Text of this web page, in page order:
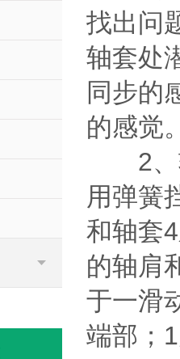
找出问
轴套处
同步的
的感觉
2、轴
用弹簧
和轴套
的轴肩
于一滑
端部；